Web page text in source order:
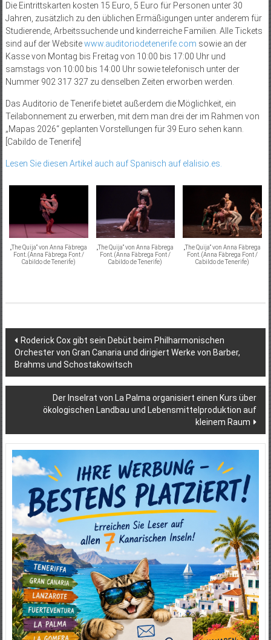
Die Eintrittskarten kosten 15 Euro, 5 Euro für Personen unter 30
Jahren, zusätzlich zu den üblichen Ermäßigungen unter anderem für
Studierende, Arbeitssuchende und kinderreiche Familien. Alle Tickets
sind auf der Websitewww.auditoriodetenerife.com sowie an der
Kasse von Montag bis Freitag von 10:00 bis 17:00 Uhr und
samstags von 10:00 bis 14:00 Uhr sowie telefonisch unter der
Nummer 902 317 327 zu denselben Zeiten erworben werden.
Das Auditorio de Tenerife bietet außerdem die Möglichkeit, ein
Teilabonnement zu erwerben, mit dem man drei der im Rahmen von
„Mapas 2026“ geplanten Vorstellungen für 39 Euro sehen kann.
[Cabildo de Tenerife]
Lesen Sie diesen Artikel auch auf Spanisch auf elalisio.es.
„The Quija“ von Anna Fàbrega
Font. (Anna Fàbrega Font /
Cabildo de Tenerife)
„The Quija“ von Anna Fàbrega
Font. (Anna Fàbrega Font /
Cabildo de Tenerife)
„The Quija“ von Anna Fàbrega
Font. (Anna Fàbrega Font /
Cabildo de Tenerife)
Beitragsnavigation
Roderick Cox gibt sein Debüt beim Philharmonischen
Orchester von Gran Canaria und dirigiert Werke von Barber,
Brahms und Schostakowitsch
Der Inselrat von La Palma organisiert einen Kurs über
ökologischen Landbau und Lebensmittelproduktion auf
kleinem Raum